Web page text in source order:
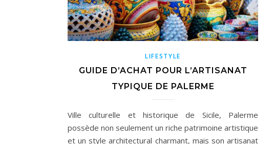
LIFESTYLE
GUIDE D’ACHAT POUR L’ARTISANAT
TYPIQUE DE PALERME
Ville culturelle et historique de Sicile, Palerme
possède non seulement un riche patrimoine artistique
et un style architectural charmant, mais son artisanat